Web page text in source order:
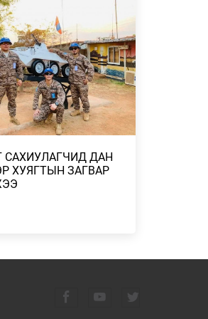
САХИУЛАГЧИД ДАН
ХУЯГТЫН ЗАГВАР